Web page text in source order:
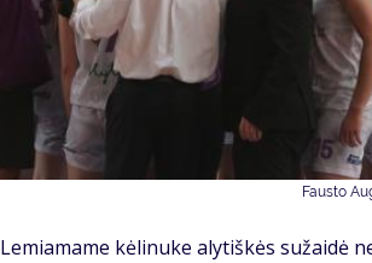
Fausto
Lemiamame kėlinuke alytiškės sužaidė